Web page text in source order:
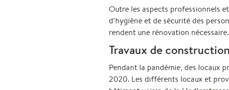
Outre les aspects professionnels
d’hygiène et de sécurité des
rendent une rénovation nécessaire.
Travaux de
Pendant la pandémie, des locaux
2020. Les différents locaux et